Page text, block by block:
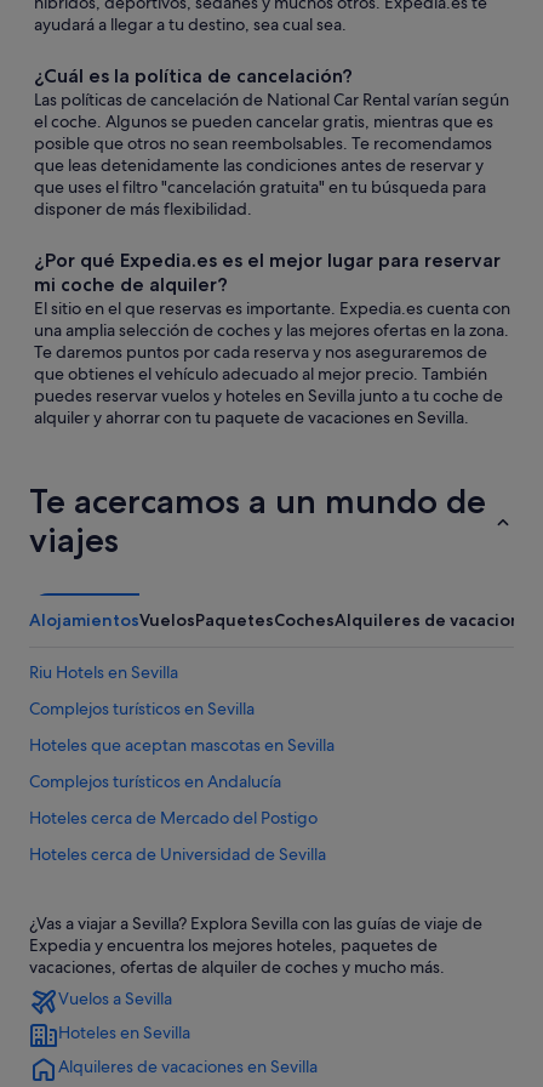
ayudará a llegar a tu destino, sea cual sea.
¿Cuál es la política de cancelación?
Las políticas de cancelación de National Car Rental varían según
el coche. Algunos se pueden cancelar gratis, mientras que es
posible que otros no sean reembolsables. Te recomendamos
que leas detenidamente las condiciones antes de reservar y
que uses el filtro "cancelación gratuita" en tu búsqueda para
disponer de más flexibilidad.
¿Por qué Expedia.es es el mejor lugar para reservar
mi coche de alquiler?
El sitio en el que reservas es importante. Expedia.es cuenta con
una amplia selección de coches y las mejores ofertas en la zona.
Te daremos puntos por cada reserva y nos aseguraremos de
que obtienes el vehículo adecuado al mejor precio. También
puedes reservar vuelos y hoteles en Sevilla junto a tu coche de
alquiler y ahorrar con tu paquete de vacaciones en Sevilla.
Te acercamos a un mundo de
viajes
AlojamientosVuelosPaquetesCochesAlquileres de vacaciones
Riu Hotels en Sevilla
Complejos turísticos en Sevilla
Hoteles que aceptan mascotas en Sevilla
Complejos turísticos en Andalucía
Hoteles cerca de Mercado del Postigo
Hoteles cerca de Universidad de Sevilla
H10 Hoteles en Sevilla
Hoteles con piscina en Sevilla
Hoteles en la playa en Andalucía
Apartamentos en Sevilla
Hoteles con spa en Sevilla
¿Vas a viajar a Sevilla? Explora Sevilla con las guías de viaje de
Expedia y encuentra los mejores hoteles, paquetes de
vacaciones, ofertas de alquiler de coches y mucho más.
Vuelos a Sevilla
Hoteles en Sevilla
Alquileres de vacaciones en Sevilla